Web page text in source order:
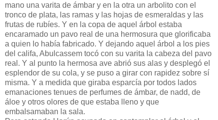
mano una varita de ámbar y en la otra un arbolito con el
tronco de plata, las ramas y las hojas de esmeraldas y las
frutas de rubíes. Y en la copa de aquel árbol estaba
encaramado un pavo real de una hermosura que glorificaba
a quien lo había fabricado. Y dejando aquel árbol a los pies
del califa, Abulcassem tocó con su varita la cabeza del pavo
real. Y al punto la hermosa ave abrió sus alas y desplegó el
esplendor de su cola, y se puso a girar con rapidez sobre sí
misma. Y a medida que giraba esparcía por todos lados
emanaciones tenues de perfumes de ámbar, de nadd, de
áloe y otros olores de que estaba lleno y que
embalsamaban la sala.